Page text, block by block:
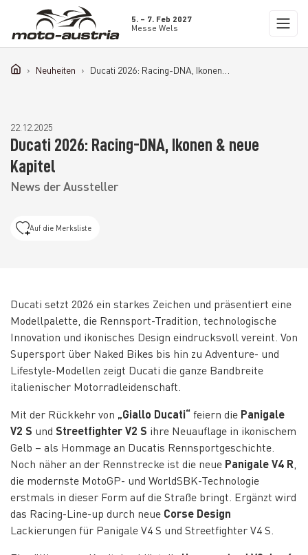
5. – 7. Feb 2027
Messe Wels
Neuheiten Ducati 2026: Racing-DNA, Ikonen & neue Kapitel
22.12.2025
Ducati 2026: Racing-DNA, Ikonen & neue
Kapitel
News der Aussteller
Auf die Merksliste
Ducati setzt 2026 ein starkes Zeichen und präsentiert eine
Modellpalette, die Rennsport-Tradition, technologische
Innovation und ikonisches Design eindrucksvoll vereint. Von
Supersport über Naked Bikes bis hin zu Adventure- und
Lifestyle-Modellen zeigt Ducati die ganze Bandbreite
italienischer Motorradleidenschaft.
Mit der Rückkehr von „Giallo Ducati“ feiern die Panigale
V2 S und Streetfighter V2 S ihre Neuauflage in ikonischem
Gelb – als Hommage an Ducatis Rennsportgeschichte.
Noch näher an der Rennstrecke ist die neue Panigale V4 R,
die modernste MotoGP- und WorldSBK-Technologie
erstmals in dieser Form auf die Straße bringt. Ergänzt wird
das Racing-Line-up durch neue Corse Design
Lackierungen für Panigale V4 S und Streetfighter V4 S.